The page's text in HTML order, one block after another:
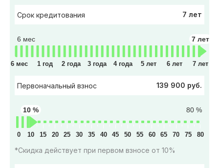
Срок кредитования 7 лет
6 мес 7 лет
6 мес 1 год 2 года 3 года 4 года 5 лет 6 лет 7 лет
Первоначальный взнос 139 900 руб.
80 %
10 %
0 10 15 20 25 30 35 40 45 50 55 60 65 70 75 80
*Скидка действует при первом взносе от 10%